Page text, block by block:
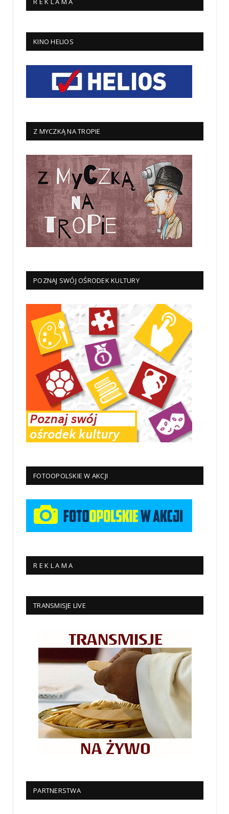
KINO HELIOS
Z MYCZKĄ NA TROPIE
POZNAJ SWÓJ OŚRODEK KULTURY
FOTOOPOLSKIE W AKCJI
R E K L A M A
TRANSMISJE LIVE
PARTNERSTWA